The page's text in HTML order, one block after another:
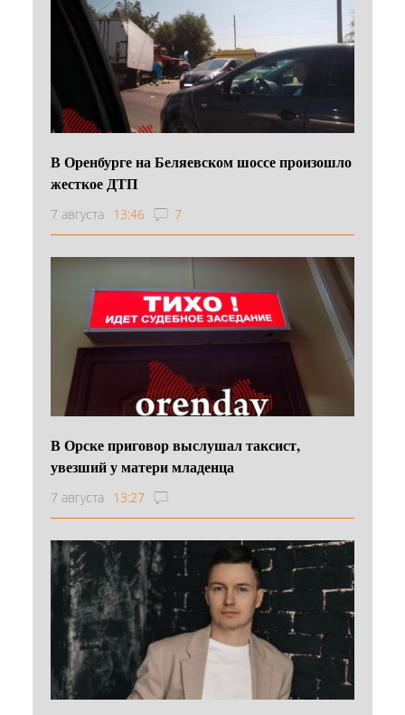
В Оренбурге на Беляевском шоссе произошло
жесткое ДТП
7 августа 13:46 7
В Орске приговор выслушал таксист,
увезший у матери младенца
7 августа 13:27